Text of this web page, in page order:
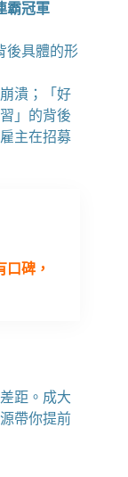
霸冠軍
後具體的形
潰；「好
」的背後
主在招募
碑，
距。成大
帶你提前